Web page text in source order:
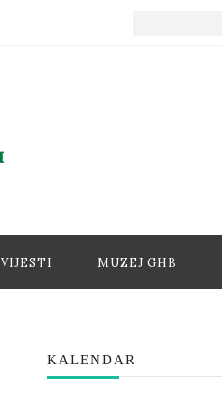
VIJESTI MUZEJ GHB
KALENDAR